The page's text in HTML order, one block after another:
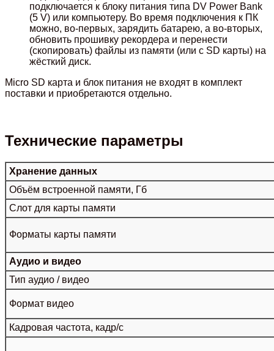
подключается к блоку питания типа DV Power Bank
(5 V) или компьютеру. Во время подключения к ПК
можно, во-первых, зарядить батарею, а во-вторых,
обновить прошивку рекордера и перенести
(скопировать) файлы из памяти (или с SD карты) на
жёсткий диск.
Micro SD карта и блок питания не входят в комплект
поставки и приобретаются отдельно.
Технические параметры
Хранение данных
Объём встроенной памяти, Гб
Слот для карты памяти
Форматы карты памяти
Аудио и видео
Тип аудио / видео
Формат видео
Кадровая частота, кадр/с